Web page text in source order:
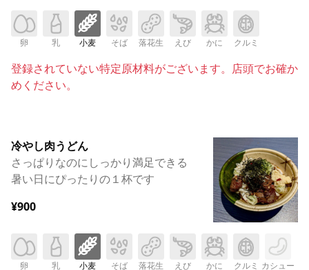
卵 乳 小麦 そば 落花生 えび かに クルミ
登録されていない特定原材料がございます。店頭でお確か
めください。
冷やし肉うどん
さっぱりなのにしっかり満足できる
暑い日にぴったりの１杯です
¥900
卵 乳 小麦 そば 落花生 えび かに クルミ カシュー